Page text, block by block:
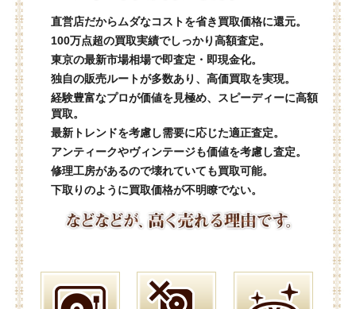
直営店だからムダなコストを省き買取価格に還元。
100万点超の買取実績でしっかり高額査定。
東京の最新市場相場で即査定・即現金化。
独自の販売ルートが多数あり、高価買取を実現。
経験豊富なプロが価値を見極め、スピーディーに高額
買取。
最新トレンドを考慮し需要に応じた適正査定。
アンティークやヴィンテージも価値を考慮し査定。
修理工房があるので壊れていても買取可能。
下取りのように買取価格が不明瞭でない。